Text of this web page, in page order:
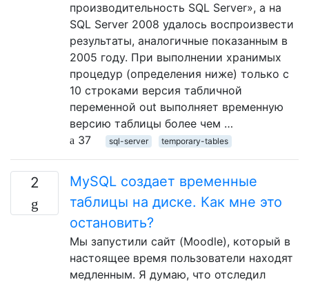
производительность SQL Server», а на
SQL Server 2008 удалось воспроизвести
результаты, аналогичные показанным в
2005 году. При выполнении хранимых
процедур (определения ниже) только с
10 строками версия табличной
переменной out выполняет временную
версию таблицы более чем …
37
sql-server temporary-tables
2
MySQL создает временные
таблицы на диске. Как мне это
остановить?
Мы запустили сайт (Moodle), который в
настоящее время пользователи находят
медленным. Я думаю, что отследил